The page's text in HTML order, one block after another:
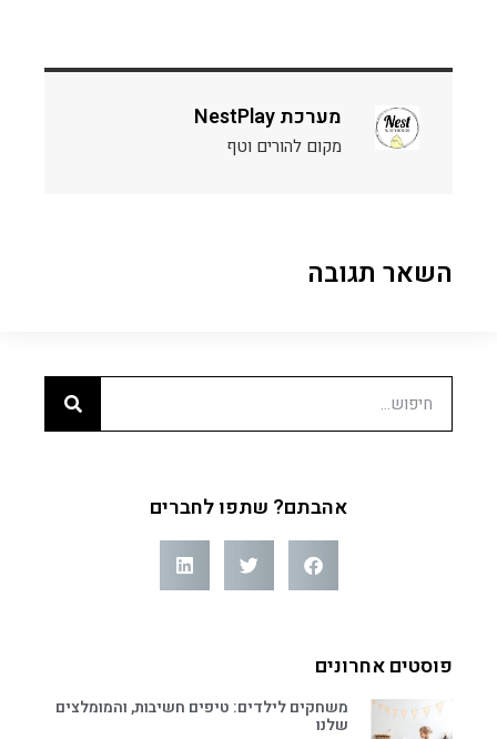
מערכת NestPlay
מקום להורים וטף
השאר תגובה
אהבתם? שתפו לחברים
פוסטים אחרונים
משחקים לילדים: טיפים חשיבות, והמומלצים
שלנו